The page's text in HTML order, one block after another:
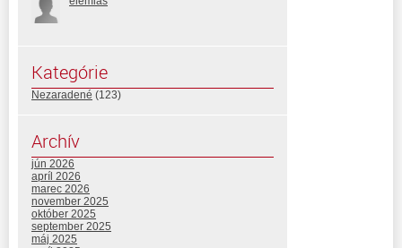
Kategórie
Nezaradené (123)
Archív
jún 2026
apríl 2026
marec 2026
november 2025
október 2025
september 2025
máj 2025